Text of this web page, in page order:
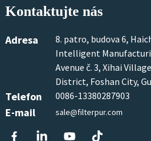
Kontaktujte nás
Adresa
8. patro, budova 6,
Intelligent
Avenue č. 3, Xihai
District, Foshan City,
Telefon 0086-13380287903
E-mail sale@filterpur.com